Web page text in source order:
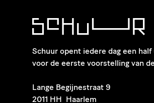
Schuur opent iedere dag een half
voor de eerste voorstelling van
​Lange Begijnestraat 9
2011 HH Haarlem